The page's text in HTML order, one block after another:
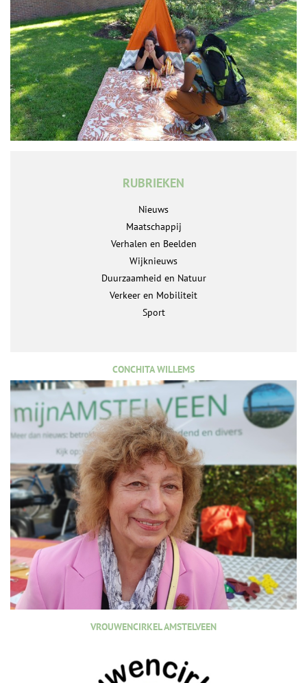
RUBRIEKEN
Nieuws
Maatschappij
Verhalen en Beelden
Wijknieuws
Duurzaamheid en Natuur
Verkeer en Mobiliteit
Sport
CONCHITA WILLEMS
VROUWENCIRKEL AMSTELVEEN